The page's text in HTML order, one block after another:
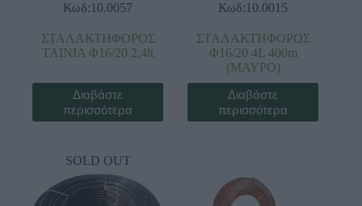
Κωδ:10.0057
ΣΤΑΛΑΚΤΗΦΟΡΟΣ
ΤΑΙΝΙΑ Φ16/20 2,4lt
Διαβάστε
περισσότερα
Κωδ:10.0015
ΣΤΑΛΑΚΤΗΦΟΡΟΣ
Φ16/20 4L 400m
(ΜΑΥΡΟ)
Διαβάστε
περισσότερα
SOLD OUT